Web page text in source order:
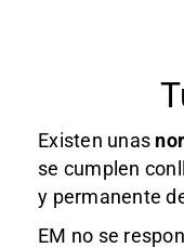
Existen unas
se cumplen
y permanente
EM no se